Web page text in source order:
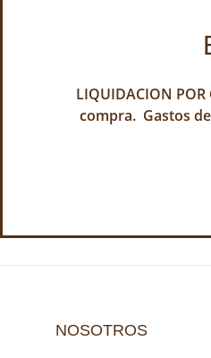
LIQUIDACION
compra. Gastos
NOSOTROS